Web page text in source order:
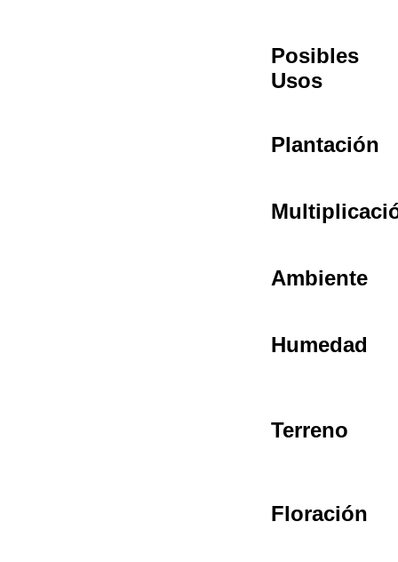
Posibles
Usos
Plantación
Ambiente
Humedad
Terreno
Floración